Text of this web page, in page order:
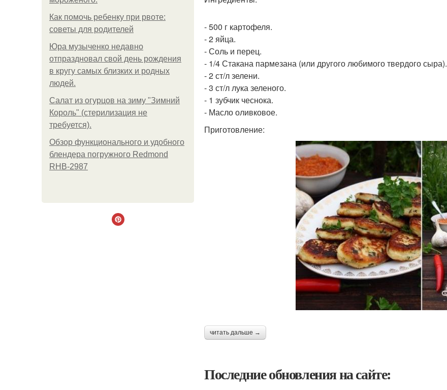
Как помочь ребенку при рвоте:
советы для родителей
Юра музыченко недавно
отпраздновал свой день рождения
в кругу самых близких и родных
людей.
Салат из огурцов на зиму "Зимний
Король" (стерилизация не
требуется).
Обзор функционального и удобного
блендера погружного Redmond
RHB-2987
- 500 г картофеля.
- 2 яйца.
- Соль и перец.
- 1/4 Стакана пармезана (или другого любимого твердого сыра).
- 2 ст/л зелени.
- 3 ст/л лука зеленого.
- 1 зубчик чеснока.
- Масло оливковое.
Приготовление:
читать дальше →
Последние обновления на сайте: